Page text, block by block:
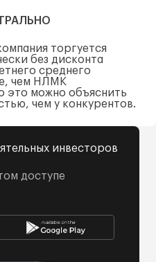
торгуется
без дисконта
среднего
чем НЛМК
это можно объяснить
чем у конкурентов.
инвесторов
доступе